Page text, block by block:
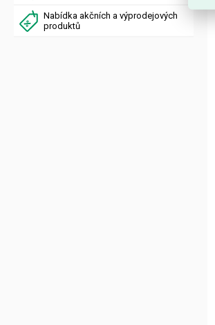
Nabídka akčních a výprodejových
produktů